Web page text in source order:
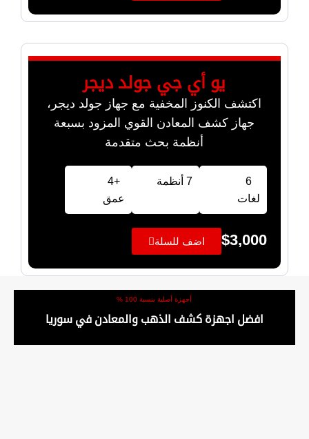
يو أي جي جولد ديجر
اكتشف الكنوز المخفية مع جهاز جولد ديجر،
جهاز كشف المعادن القوي المزود بسبعة
أنظمة بحث متقدمة
6
لغات
7 أنظمة
+4
عمق
$3,000 اضف للسلة
أجهزة أصلية بنسبة 100 %
افضل اجهزة كشف الذهب والمعادن في سوريا